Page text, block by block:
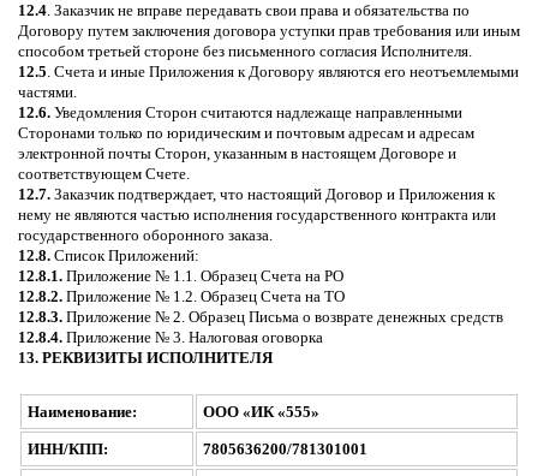
12.4. Заказчик не вправе передавать свои права и обязательства по
Договору путем заключения договора уступки прав требования или иным
способом третьей стороне без письменного согласия Исполнителя.
12.5. Счета и иные Приложения к Договору являются его неотъемлемыми
частями.
12.6. Уведомления Сторон считаются надлежаще направленными
Сторонами только по юридическим и почтовым адресам и адресам
электронной почты Сторон, указанным в настоящем Договоре и
соответствующем Счете.
12.7. Заказчик подтверждает, что настоящий Договор и Приложения к
нему не являются частью исполнения государственного контракта или
государственного оборонного заказа.
12.8. Список Приложений:
12.8.1. Приложение № 1.1. Образец Счета на РО
12.8.2. Приложение № 1.2. Образец Счета на ТО
12.8.3. Приложение № 2. Образец Письма о возврате денежных средств
12.8.4. Приложение № 3. Налоговая оговорка
13. РЕКВИЗИТЫ ИСПОЛНИТЕЛЯ
Наименование: ООО «ИК «555»
ИНН/КПП: 7805636200/781301001